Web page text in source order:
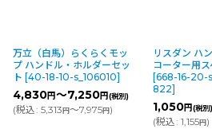
万立（白馬）らくらくモッ
プ ハンドル・ホルダーセッ
ト [40-18-10-s_106010]
4,830円～7,250円(税別)
(税込: 5,313円～7,975円)
リスダン ハ
コーター用
[668-16-20-
822]
1,050円(税別)
(税込: 1,155円)